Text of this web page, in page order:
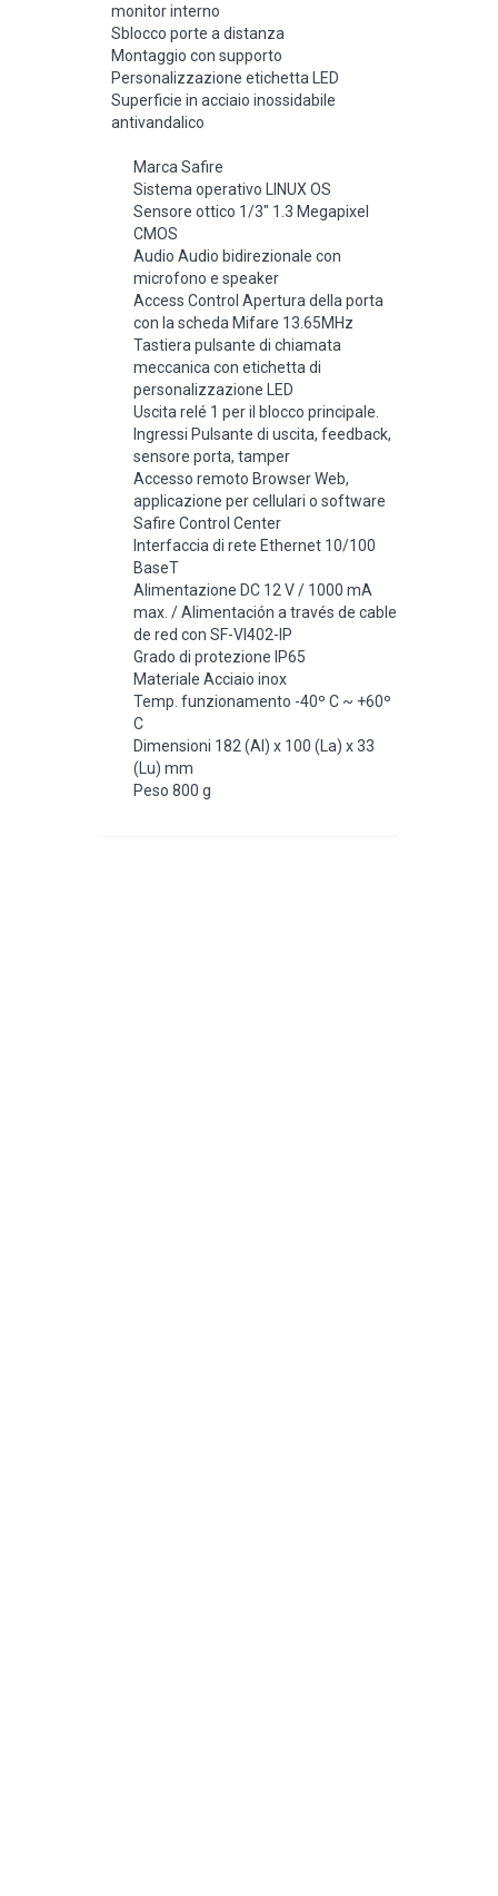
monitor interno
Sblocco porte a distanza
Montaggio con supporto
Personalizzazione etichetta LED
Superficie in acciaio inossidabile
antivandalico
Marca Safire
Sistema operativo LINUX OS
Sensore ottico 1/3″ 1.3 Megapixel
CMOS
Audio Audio bidirezionale con
microfono e speaker
Access Control Apertura della porta
con la scheda Mifare 13.65MHz
Tastiera pulsante di chiamata
meccanica con etichetta di
personalizzazione LED
Uscita relé 1 per il blocco principale.
Ingressi Pulsante di uscita, feedback,
sensore porta, tamper
Accesso remoto Browser Web,
applicazione per cellulari o software
Safire Control Center
Interfaccia di rete Ethernet 10/100
BaseT
Alimentazione DC 12 V / 1000 mA
max. / Alimentación a través de cable
de red con SF-VI402-IP
Grado di protezione IP65
Materiale Acciaio inox
Temp. funzionamento -40º C ~ +60º
C
Dimensioni 182 (Al) x 100 (La) x 33
(Lu) mm
Peso 800 g